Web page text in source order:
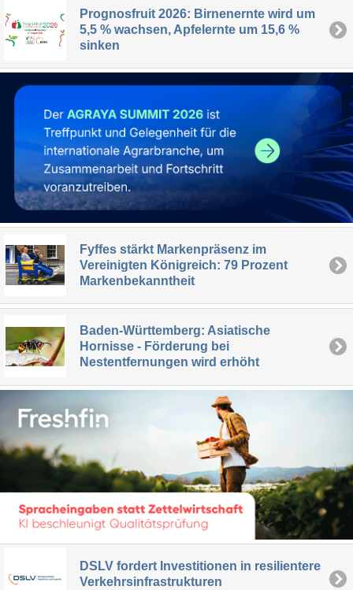
Prognosfruit 2026: Birnenernte wird um
5,5 % wachsen, Apfelernte um 15,6 %
sinken
Fyffes stärkt Markenpräsenz im
Vereinigten Königreich: 79 Prozent
Markenbekanntheit
Baden-Württemberg: Asiatische
Hornisse - Förderung bei
Nestentfernungen wird erhöht
DSLV fordert Investitionen in resilientere
Verkehrsinfrastrukturen